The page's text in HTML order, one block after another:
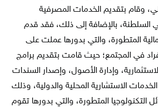
وقام بتقديم الخدمات المصرفية
السلطنة، بالإضافة إلى ذلك، فقد قدم
المتطورة، والتي بدورها عملت على
في المجتمع؛ حيث قامت بتقديم برامج
وإدارة الأصول، وإصدار السندات
الاستشارية المحلية والدولية، وذلك
المتطورة، والتي بدورها تقوم